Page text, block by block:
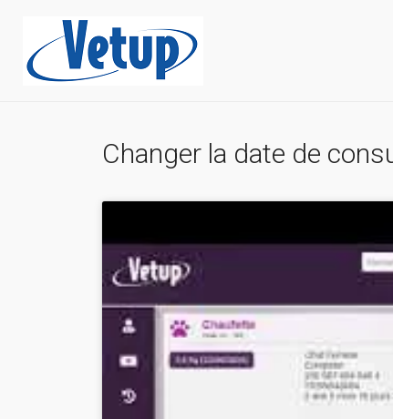
Changer la date de